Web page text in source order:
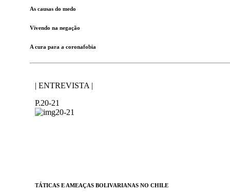
As causas do medo
Vivendo na negação
A cura para a coronafobia
| ENTREVISTA |
P.20-21
TÁTICAS E AMEAÇAS BOLIVARIANAS NO CHILE